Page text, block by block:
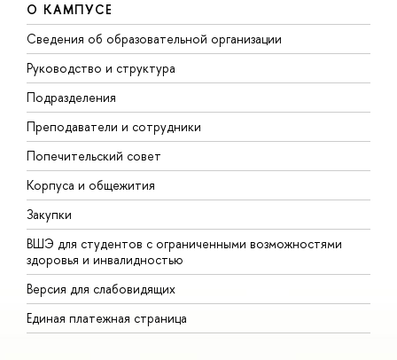
О КАМПУСЕ
Сведения об образовательной организации
Руководство и структура
Подразделения
Преподаватели и сотрудники
Попечительский совет
Корпуса и общежития
Закупки
ВШЭ для студентов с ограниченными возможностями
здоровья и инвалидностью
Версия для слабовидящих
Единая платежная страница